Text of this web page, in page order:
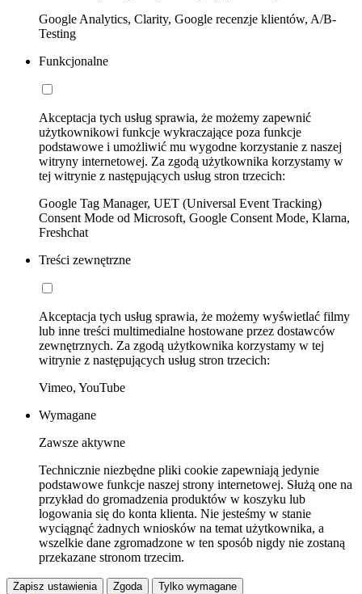
Google Analytics, Clarity, Google recenzje klientów, A/B-
Testing
Funkcjonalne
Akceptacja tych usług sprawia, że możemy zapewnić
użytkownikowi funkcje wykraczające poza funkcje
podstawowe i umożliwić mu wygodne korzystanie z naszej
witryny internetowej. Za zgodą użytkownika korzystamy w
tej witrynie z następujących usług stron trzecich:
Google Tag Manager, UET (Universal Event Tracking)
Consent Mode od Microsoft, Google Consent Mode, Klarna,
Freshchat
Treści zewnętrzne
Akceptacja tych usług sprawia, że możemy wyświetlać filmy
lub inne treści multimedialne hostowane przez dostawców
zewnętrznych. Za zgodą użytkownika korzystamy w tej
witrynie z następujących usług stron trzecich:
Vimeo, YouTube
Wymagane
Zawsze aktywne
Technicznie niezbędne pliki cookie zapewniają jedynie
podstawowe funkcje naszej strony internetowej. Służą one na
przykład do gromadzenia produktów w koszyku lub
logowania się do konta klienta. Nie jesteśmy w stanie
wyciągnąć żadnych wniosków na temat użytkownika, a
wszelkie dane zgromadzone w ten sposób nigdy nie zostaną
przekazane stronom trzecim.
Zapisz ustawienia Zgoda Tylko wymagane